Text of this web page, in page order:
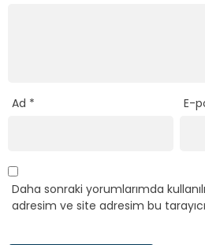
Ad * E-
Daha sonraki yorumlarımda
adresim ve site adresim bu